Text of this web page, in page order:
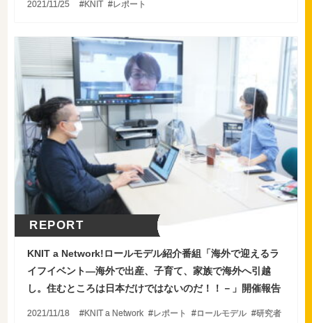
2021/11/25 KNIT レポート
REPORT
KNIT a Network!ロールモデル紹介番組「海外で迎えるラ
イフイベント―海外で出産、子育て、家族で海外へ引越
し。住むところは日本だけではないのだ！！－」開催報告
2021/11/18 KNIT a Network レポート ロールモデル 研究者